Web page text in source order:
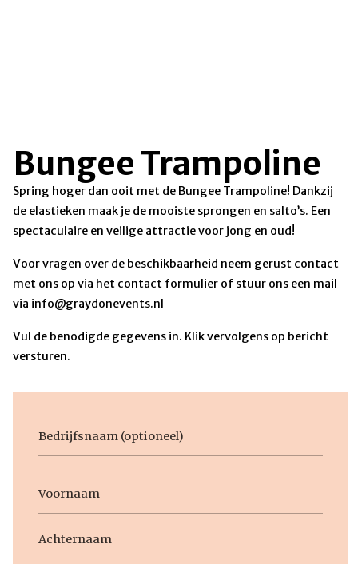
Bungee Trampoline
Spring hoger dan ooit met de Bungee Trampoline! Dankzij
de elastieken maak je de mooiste sprongen en salto’s. Een
spectaculaire en veilige attractie voor jong en oud!
Voor vragen over de beschikbaarheid neem gerust contact
met ons op via het contact formulier of stuur ons een mail
via info@graydonevents.nl
Vul de benodigde gegevens in. Klik vervolgens op bericht
versturen.